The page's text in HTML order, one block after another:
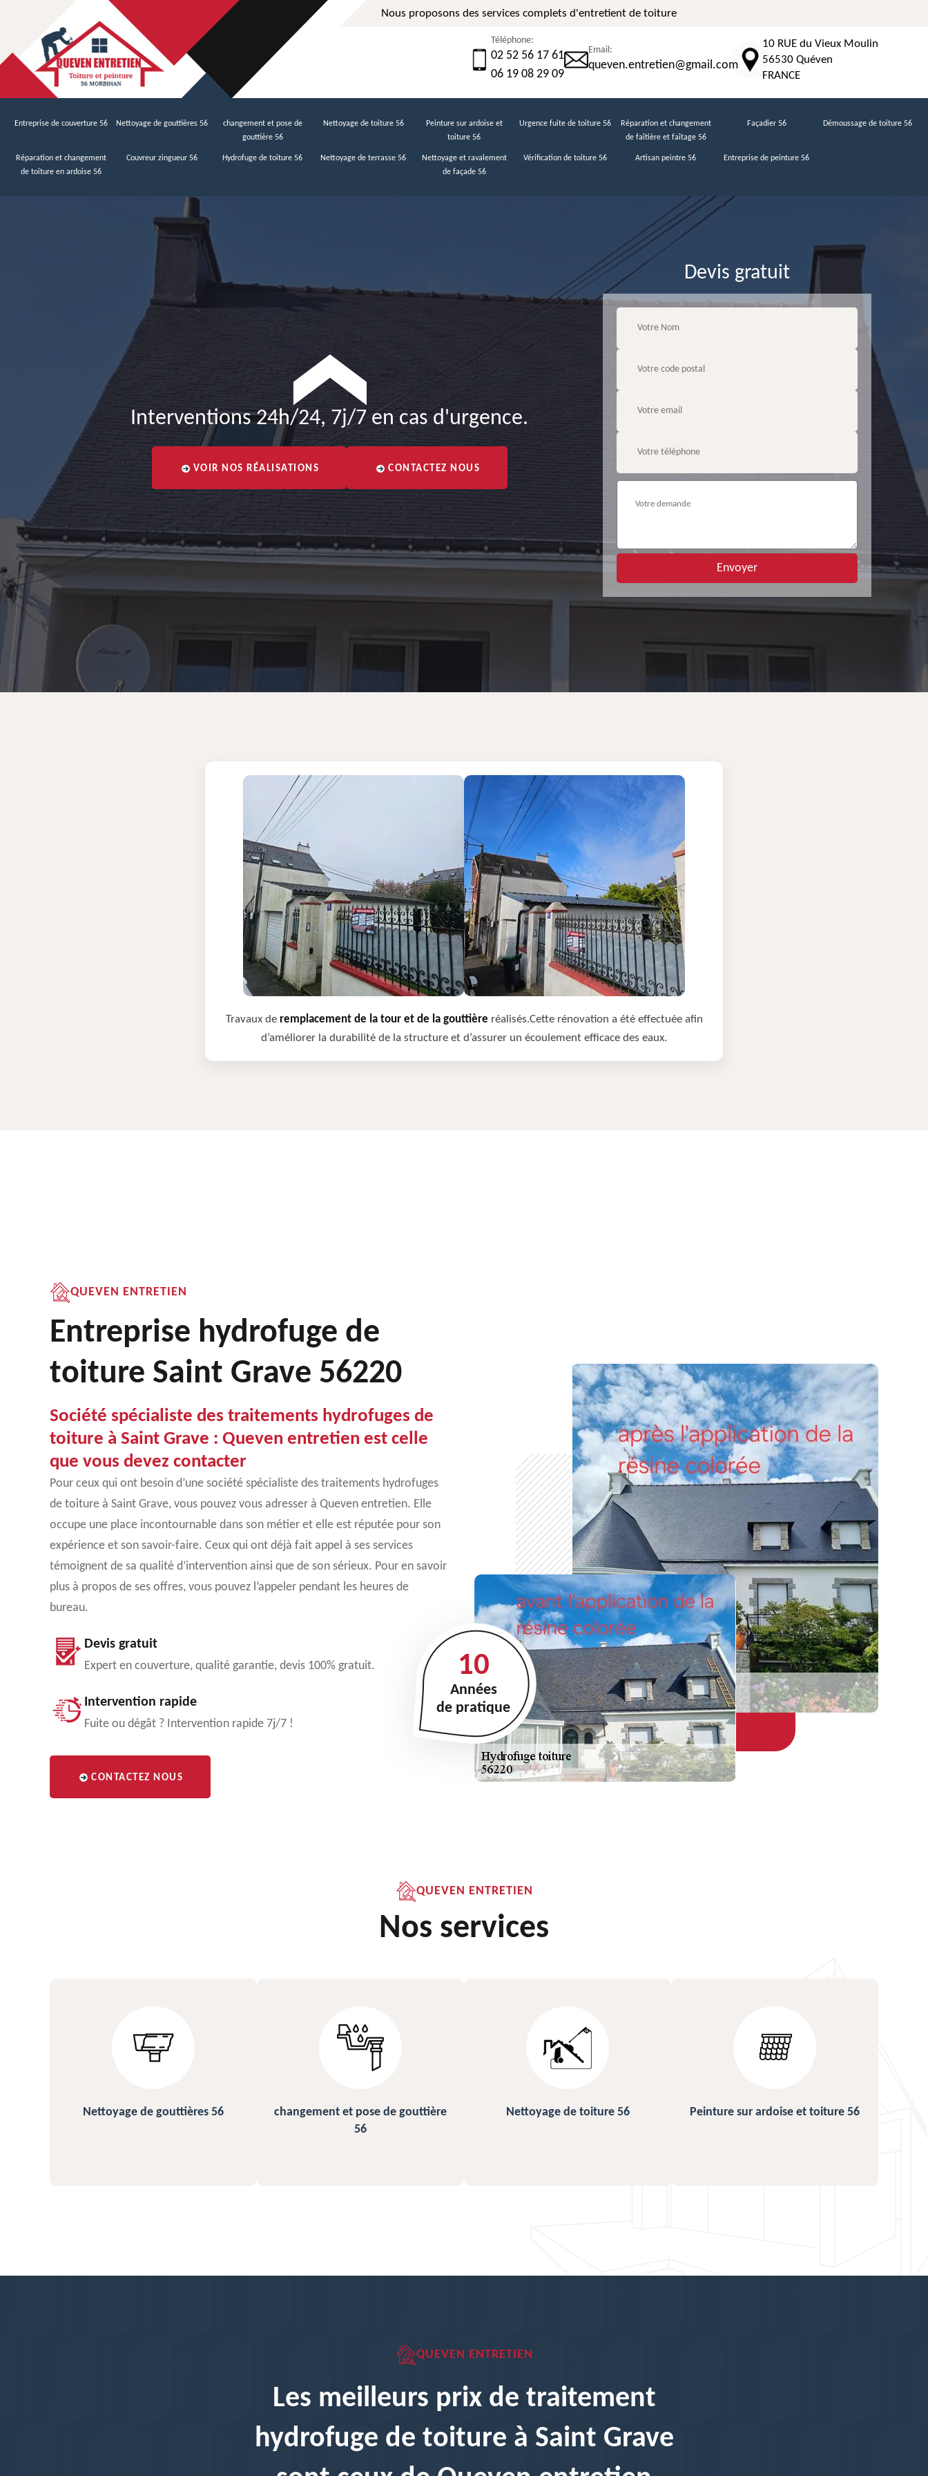
Nous proposons des services complets d'entretient de toiture
Téléphone:
02 52 56 17 61
06 19 08 29 09
Email:
queven.entretien@gmail.com
10 RUE du Vieux Moulin
56530 Quéven
FRANCE
Entreprise de couverture 56 Nettoyage de gouttières 56
changement et pose de
gouttière 56
Nettoyage de toiture 56
Peinture sur ardoise et
toiture 56
Urgence fuite de toiture 56
Réparation et changement
de faîtière et faîtage 56
Façadier 56 Démoussage de toiture 56
Réparation et changement
de toiture en ardoise 56
Couvreur zingueur 56 Hydrofuge de toiture 56 Nettoyage de terrasse 56
Nettoyage et ravalement
de façade 56
Vérification de toiture 56 Artisan peintre 56 Entreprise de peinture 56
Interventions 24h/24, 7j/7 en cas d'urgence.
VOIR NOS RÉALISATIONS CONTACTEZ NOUS
Devis gratuit
Travaux de remplacement de la tour et de la gouttière réalisés.Cette rénovation a été effectuée afin
d’améliorer la durabilité de la structure et d’assurer un écoulement efficace des eaux.
QUEVEN ENTRETIEN
Entreprise hydrofuge de
toiture Saint Grave 56220
Société spécialiste des traitements hydrofuges de
toiture à Saint Grave : Queven entretien est celle
que vous devez contacter
Pour ceux qui ont besoin d’une société spécialiste des traitements hydrofuges
de toiture à Saint Grave, vous pouvez vous adresser à Queven entretien. Elle
occupe une place incontournable dans son métier et elle est réputée pour son
expérience et son savoir-faire. Ceux qui ont déjà fait appel à ses services
témoignent de sa qualité d’intervention ainsi que de son sérieux. Pour en savoir
plus à propos de ses offres, vous pouvez l’appeler pendant les heures de
bureau.
Devis gratuit
Expert en couverture, qualité garantie, devis 100% gratuit.
Intervention rapide
Fuite ou dégât ? Intervention rapide 7j/7 !
CONTACTEZ NOUS
10
Années
de pratique
QUEVEN ENTRETIEN
Nos services
changement et pose de gouttière
Nettoyage de toiture 56 Peinture sur ardoise et toiture 56 Urgence fuite de toiture 56
QUEVEN ENTRETIEN
Les meilleurs prix de traitement
hydrofuge de toiture à Saint Grave